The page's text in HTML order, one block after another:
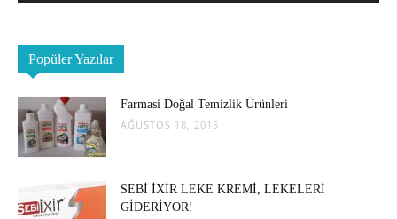
Popüler Yazılar
Farmasi Doğal Temizlik Ürünleri
AĞUSTOS 18, 2015
SEBİ İXİR LEKE KREMİ, LEKELERİ
GİDERİYOR!